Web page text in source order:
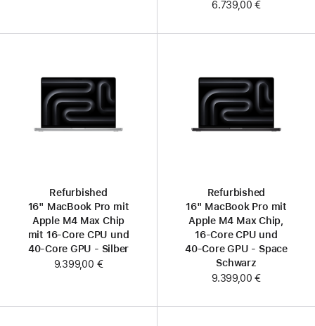
6.739,00 €
Refurbished
16" MacBook Pro mit
Apple M4 Max Chip
mit 16‑Core CPU und
40‑Core GPU - Silber
9.399,00 €
Refurbished
16" MacBook Pro mit
Apple M4 Max Chip,
16‑Core CPU und
40‑Core GPU - Space
Schwarz
9.399,00 €